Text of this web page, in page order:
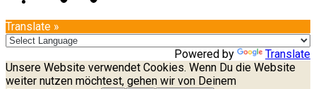
Translate »
Powered by
Translate
Unsere Website verwendet Cookies. Wenn Du die Website
weiter nutzen möchtest, gehen wir von Deinem